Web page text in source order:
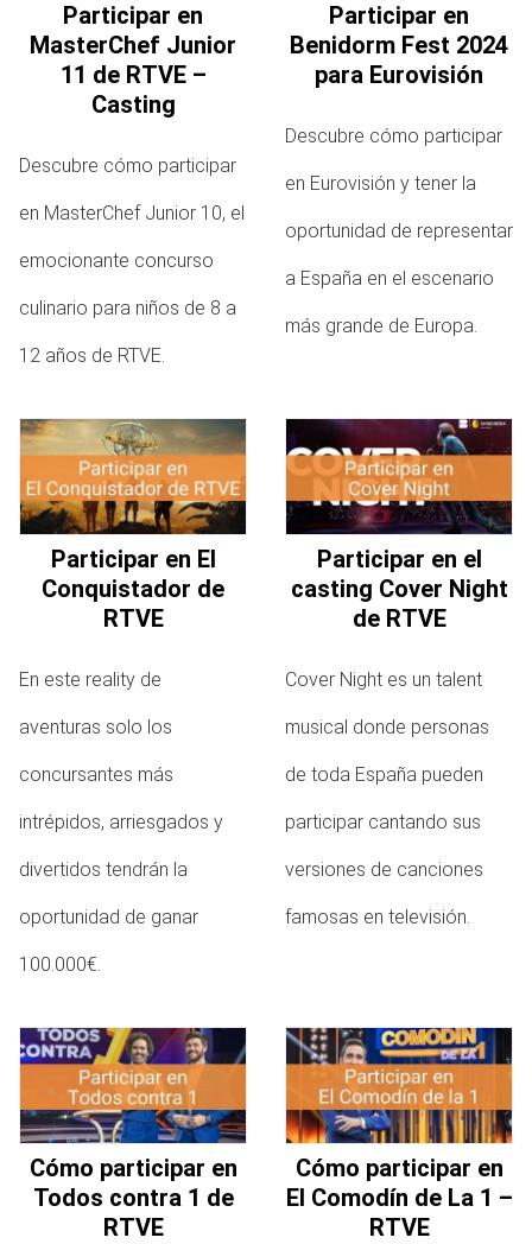
Participar en
MasterChef Junior
11 de RTVE –
Casting
Descubre cómo participar
en MasterChef Junior 10, el
emocionante concurso
culinario para niños de 8 a
12 años de RTVE.
Participar en
Benidorm Fest 2024
para Eurovisión
Descubre cómo participar
en Eurovisión y tener la
oportunidad de representar
a España en el escenario
más grande de Europa.
Participar en El
Conquistador de
RTVE
En este reality de
aventuras solo los
concursantes más
intrépidos, arriesgados y
divertidos tendrán la
oportunidad de ganar
100.000€.
Participar en el
casting Cover Night
de RTVE
Cover Night es un talent
musical donde personas
de toda España pueden
participar cantando sus
versiones de canciones
famosas en televisión.
Cómo participar en
Todos contra 1 de
RTVE
Cómo participar en
El Comodín de La 1 –
RTVE